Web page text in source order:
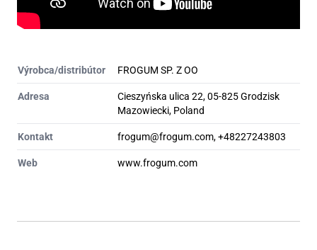
Výrobca/distribútor FROGUM SP. Z OO
Adresa
Cieszyńska ulica 22, 05-825 Grodzisk
Mazowiecki, Poland
Kontakt frogum@frogum.com, +48227243803
Web www.frogum.com